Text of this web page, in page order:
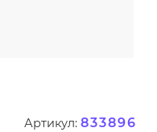
Артикул: 833896